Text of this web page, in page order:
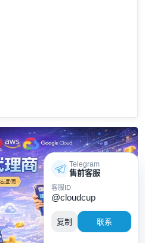
Telegram
售前客服
客服ID
@cloudcup
复制 联系